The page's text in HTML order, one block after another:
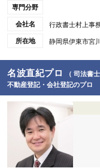
専門分野
会社名 行政書士村上事
所在地 静岡県伊東市宮
名波直紀プロ
（ 司法書士
不動産登記・会社登記のプロ